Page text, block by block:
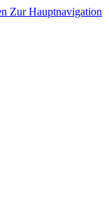
Zur Hauptnavigation